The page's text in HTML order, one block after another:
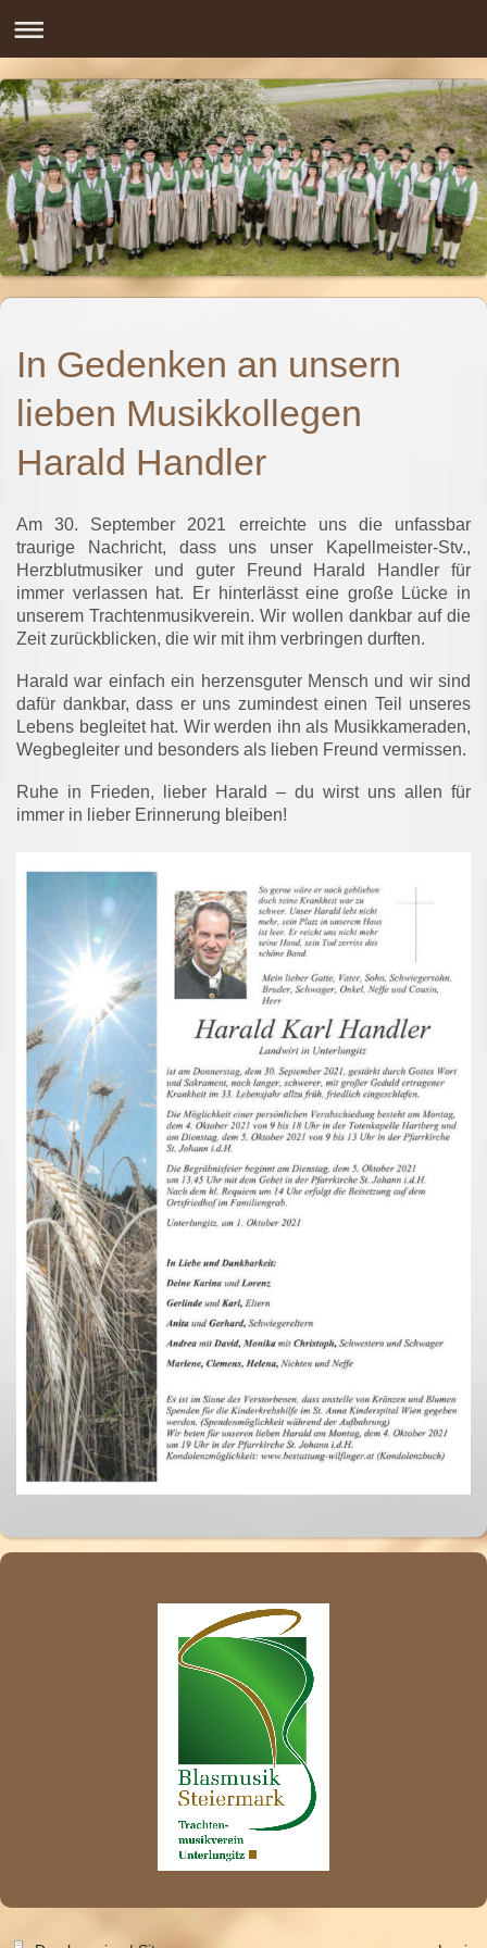
In Gedenken an unsern
lieben Musikkollegen
Harald Handler
Am 30. September 2021 erreichte uns die unfassbar
traurige Nachricht, dass uns unser Kapellmeister-Stv.,
Herzblutmusiker und guter Freund Harald Handler für
immer verlassen hat. Er hinterlässt eine große Lücke in
unserem Trachtenmusikverein. Wir wollen dankbar auf die
Zeit zurückblicken, die wir mit ihm verbringen durften.
Harald war einfach ein herzensguter Mensch und wir sind
dafür dankbar, dass er uns zumindest einen Teil unseres
Lebens begleitet hat. Wir werden ihn als Musikkameraden,
Wegbegleiter und besonders als lieben Freund vermissen.
Ruhe in Frieden, lieber Harald – du wirst uns allen für
immer in lieber Erinnerung bleiben!